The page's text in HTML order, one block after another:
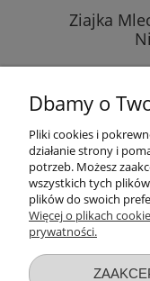
Ziajka
Dbamy o
Pliki cookies i
działanie strony i
potrzeb. Możesz
wszystkich tych
plików do swoich
Więcej o plikach
prywatności.